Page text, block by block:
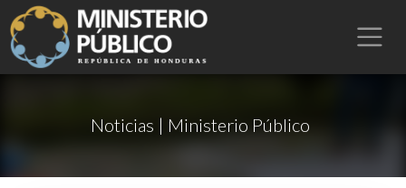
Noticias | Ministerio Público